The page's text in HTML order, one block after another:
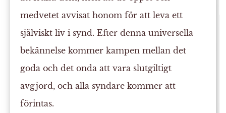
medvetet avvisat honom för att leva ett
själviskt liv i synd. Efter denna universella
bekännelse kommer kampen mellan det
goda och det onda att vara slutgiltigt
avgjord, och alla syndare kommer att
förintas.